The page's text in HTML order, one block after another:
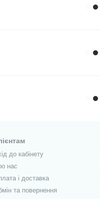
до кабінету
нас
і доставка
та повернення